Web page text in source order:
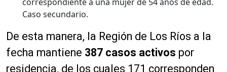
Caso secundario.
De esta manera, la Región de Los Ríos a la
fecha mantiene 387 casos activos por
residencia, de los cuales 171 corresponden